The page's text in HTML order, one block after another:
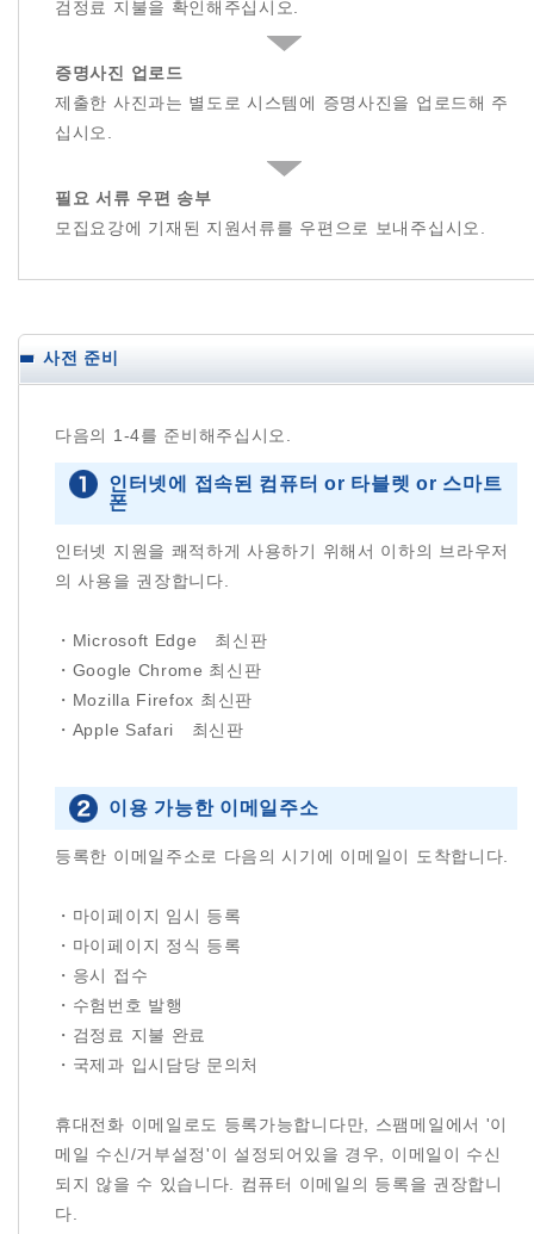
검정료 지불을 확인해주십시오.
증명사진 업로드
제출한 사진과는 별도로 시스템에 증명사진을 업로드해 주
십시오.
필요 서류 우편 송부
모집요강에 기재된 지원서류를 우편으로 보내주십시오.
사전 준비
다음의 1-4를 준비해주십시오.
인터넷에 접속된 컴퓨터 or 타블렛 or 스마트
폰
인터넷 지원을 쾌적하게 사용하기 위해서 이하의 브라우저
의 사용을 권장합니다.
・Microsoft Edge 최신판
・Google Chrome 최신판
・Mozilla Firefox 최신판
・Apple Safari 최신판
이용 가능한 이메일주소
등록한 이메일주소로 다음의 시기에 이메일이 도착합니다.
・마이페이지 임시 등록
・마이페이지 정식 등록
・응시 접수
・수험번호 발행
・검정료 지불 완료
・국제과 입시담당 문의처
휴대전화 이메일로도 등록가능합니다만, 스팸메일에서 '이
메일 수신/거부설정'이 설정되어있을 경우, 이메일이 수신
되지 않을 수 있습니다. 컴퓨터 이메일의 등록을 권장합니
다.